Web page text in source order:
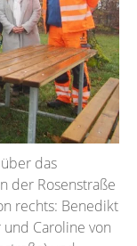
das
der Rosenstraße
rechts: Benedikt
und Caroline von